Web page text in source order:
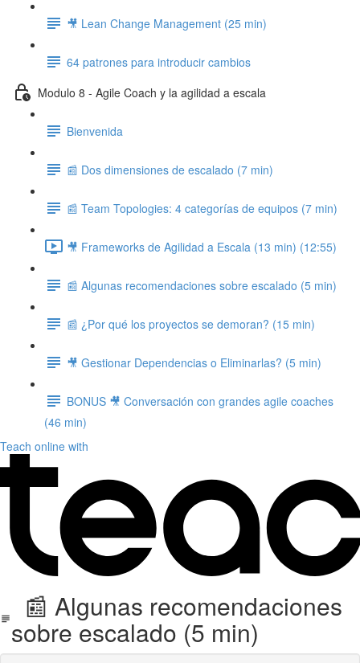
🎥 Lean Change Management (25 min)
64 patrones para introducir cambios
Modulo 8 - Agile Coach y la agilidad a escala
Bienvenida
📰 Dos dimensiones de escalado (7 min)
📰 Team Topologies: 4 categorías de equipos (7 min)
🎥 Frameworks de Agilidad a Escala (13 min) (12:55)
📰 Algunas recomendaciones sobre escalado (5 min)
📰 ¿Por qué los proyectos se demoran? (15 min)
🎥 Gestionar Dependencias o Eliminarlas? (5 min)
BONUS 🎥 Conversación con grandes agile coaches
(46 min)
Teach online with
📰 Algunas recomendaciones
sobre escalado (5 min)